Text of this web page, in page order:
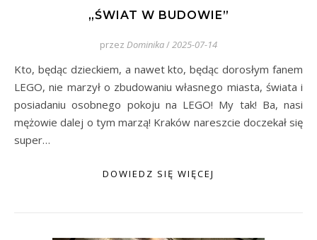
„ŚWIAT W BUDOWIE”
przez Dominika/2025-07-14
Kto, będąc dzieckiem, a nawet kto, będąc dorosłym fanem
LEGO, nie marzył o zbudowaniu własnego miasta, świata i
posiadaniu osobnego pokoju na LEGO! My tak! Ba, nasi
mężowie dalej o tym marzą! Kraków nareszcie doczekał się
super…
DOWIEDZ SIĘ WIĘCEJ